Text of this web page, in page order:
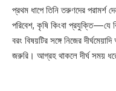
প্রথম ধাপে তিনি তরুণদের পরামর্শ
পরিবেশ, কৃষি কিংবা প্রযুক্তি—যে
বরং বিষয়টির সঙ্গে নিজের
জরুরি। আগ্রহ থাকলে দীর্ঘ সময়